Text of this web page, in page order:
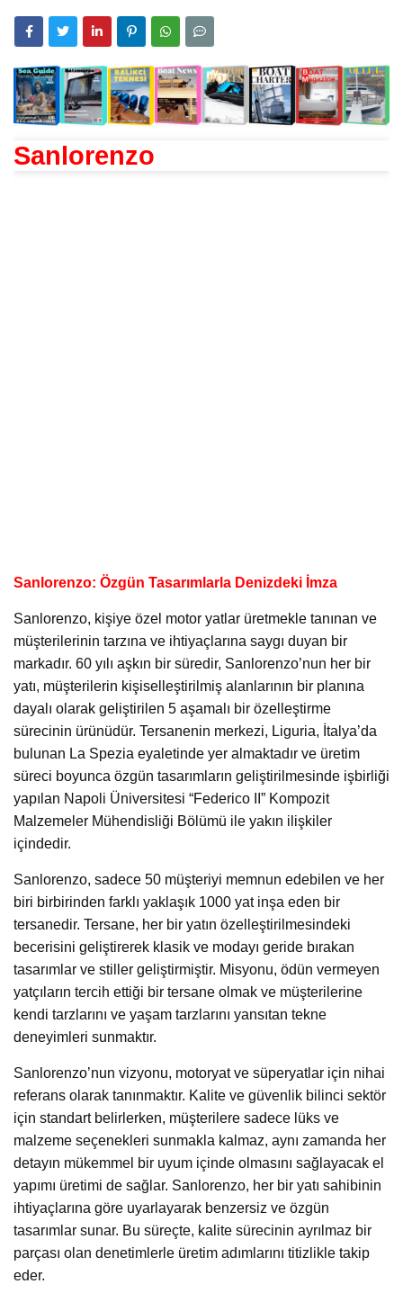
Sanlorenzo
Sanlorenzo: Özgün Tasarımlarla Denizdeki İmza
Sanlorenzo, kişiye özel motor yatlar üretmekle tanınan ve
müşterilerinin tarzına ve ihtiyaçlarına saygı duyan bir
markadır. 60 yılı aşkın bir süredir, Sanlorenzo’nun her bir
yatı, müşterilerin kişiselleştirilmiş alanlarının bir planına
dayalı olarak geliştirilen 5 aşamalı bir özelleştirme
sürecinin ürünüdür. Tersanenin merkezi, Liguria, İtalya’da
bulunan La Spezia eyaletinde yer almaktadır ve üretim
süreci boyunca özgün tasarımların geliştirilmesinde işbirliği
yapılan Napoli Üniversitesi “Federico II” Kompozit
Malzemeler Mühendisliği Bölümü ile yakın ilişkiler
içindedir.
Sanlorenzo, sadece 50 müşteriyi memnun edebilen ve her
biri birbirinden farklı yaklaşık 1000 yat inşa eden bir
tersanedir. Tersane, her bir yatın özelleştirilmesindeki
becerisini geliştirerek klasik ve modayı geride bırakan
tasarımlar ve stiller geliştirmiştir. Misyonu, ödün vermeyen
yatçıların tercih ettiği bir tersane olmak ve müşterilerine
kendi tarzlarını ve yaşam tarzlarını yansıtan tekne
deneyimleri sunmaktır.
Sanlorenzo’nun vizyonu, motoryat ve süperyatlar için nihai
referans olarak tanınmaktır. Kalite ve güvenlik bilinci sektör
için standart belirlerken, müşterilere sadece lüks ve
malzeme seçenekleri sunmakla kalmaz, aynı zamanda her
detayın mükemmel bir uyum içinde olmasını sağlayacak el
yapımı üretimi de sağlar. Sanlorenzo, her bir yatı sahibinin
ihtiyaçlarına göre uyarlayarak benzersiz ve özgün
tasarımlar sunar. Bu süreçte, kalite sürecinin ayrılmaz bir
parçası olan denetimlerle üretim adımlarını titizlikle takip
eder.